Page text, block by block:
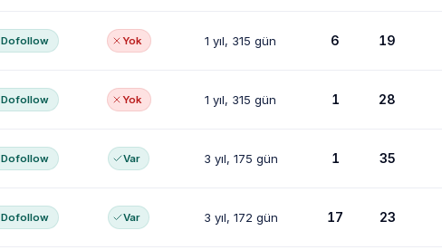
Dofollow Yok 1 yıl, 315 gün 6 19
Dofollow Yok 1 yıl, 315 gün 1 28
Dofollow Var 3 yıl, 175 gün 1 35
Dofollow Var 3 yıl, 172 gün 17 23